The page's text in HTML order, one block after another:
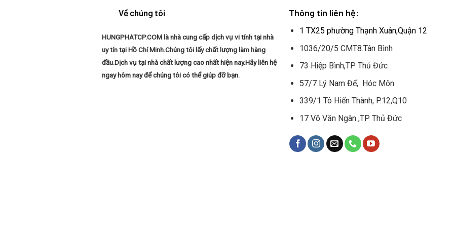
Về chúng tôi
HUNGPHATCP.COM là nhà cung cấp dịch vụ vi tính tại nhà
uy tín tại Hồ Chí Minh.Chúng tôi lấy chất lượng làm hàng
đầu.Dịch vụ tại nhà chất lượng cao nhất hiện nay.Hãy liên hệ
ngay hôm nay để chúng tôi có thể giúp đỡ bạn.
Thông tin liên hệ:
1 TX25 phường Thạnh Xuân,Quận 12
1036/20/5 CMT8.Tân Bình
73 Hiệp Bình,TP Thủ Đức
57/7 Lý Nam Đế, Hóc Môn
339/1 Tô Hiến Thành, P.12,Q10
17 Võ Văn Ngân ,TP Thủ Đức